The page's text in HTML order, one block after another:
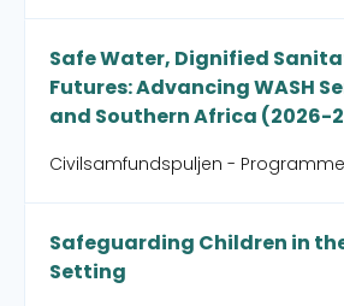
Safe Water, Dignified
Futures: Advancing WASH
and Southern Africa (2026-
Civilsamfundspuljen -
Safeguarding Children in
Setting